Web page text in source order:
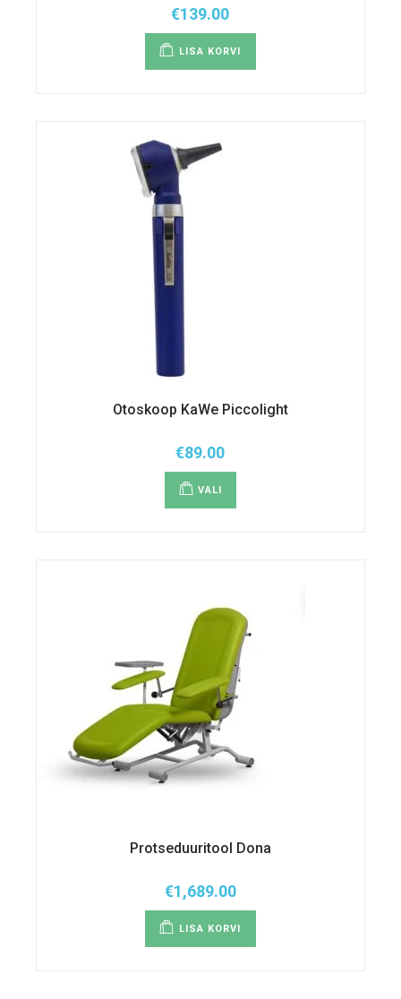
€139.00
LISA KORVI
Otoskoop KaWe Piccolight
€89.00
VALI
mitu
Protseduuritool Dona
€1,689.00
LISA KORVI